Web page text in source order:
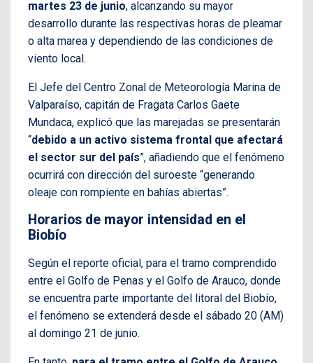
martes 23 de junio, alcanzando su mayor
desarrollo durante las respectivas horas de pleamar
o alta marea y dependiendo de las condiciones de
viento local.
El Jefe del Centro Zonal de Meteorología Marina de
Valparaíso, capitán de Fragata Carlos Gaete
Mundaca, explicó que las marejadas se presentarán
“debido a un activo sistema frontal que afectará
el sector sur del país”, añadiendo que el fenómeno
ocurrirá con dirección del suroeste “generando
oleaje con rompiente en bahías abiertas”.
Horarios de mayor intensidad en el
Biobío
Según el reporte oficial, para el tramo comprendido
entre el Golfo de Penas y el Golfo de Arauco, donde
se encuentra parte importante del litoral del Biobío,
el fenómeno se extenderá desde el sábado 20 (AM)
al domingo 21 de junio.